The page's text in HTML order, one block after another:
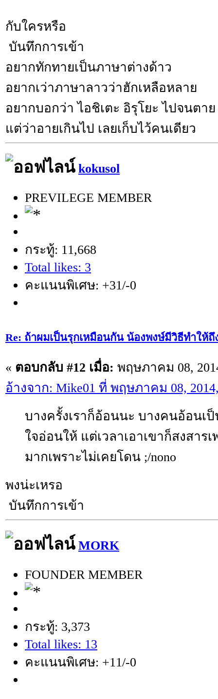
กับใครหรือ
บันทึกการเข้า
อยากทักทายเป็นภาษาต่างด้าว
อยากเว่าภาษาลาวว่าฮักเหลือหลาย
อยากบอกว่า ไอชิเตะ อิรุโยะ ไปจนตาย
แต่ว่าอายเกินไป เลยเก็บไว้คนเดียว
kokusol
PREVILEGE MEMBER
กระทู้: 11,668
Total likes: 3
คะแนนพิเศษ: +31/-0
Re: ถ้าผมเป็นรุกเหมือนกัน น้องพงษ์มีวิธีทำให้ถึ
« ตอบกลับ #12 เมื่อ: พฤษภาคม 08,
อ้างจาก: Mike01 ที่ พฤษภาคม 08,
บางครั้งเราก็อ้อนนะ บางคนอ้อนเ
ใจอ่อนให้ แต่เวลาเอาเขาก็สงสารเ
มากเพราะไม่เคยโดน ;/nono
พงน่ะเหรอ
บันทึกการเข้า
MORK
FOUNDER MEMBER
กระทู้: 3,373
Total likes: 13
คะแนนพิเศษ: +11/-0